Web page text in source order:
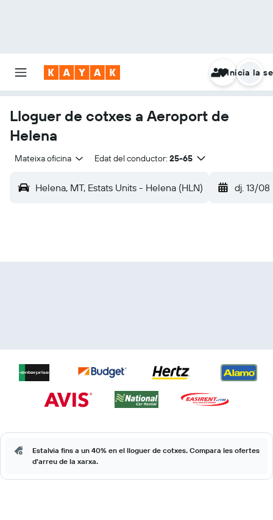
Inicia la
Lloguer de cotxes a Aeroport de
Helena
Mateixa oficina Edat del conductor: 25-65
Helena, MT, Estats Units - Helena (HLN) dj. 13/08
Estalvia fins a un 40% en el lloguer de cotxes. Compara les ofertes
d'arreu de la xarxa.